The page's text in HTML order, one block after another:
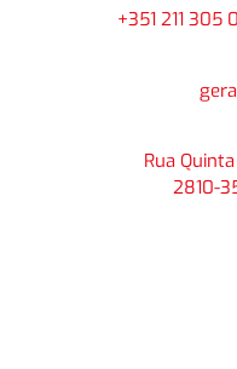
+351 211 305
Rua
2810-